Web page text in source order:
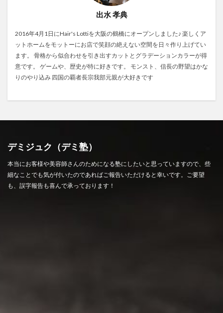
出水 孝典
2016年4月1日にHair's Lottiを大阪の鶴橋にオープンしました♪ 楽しくア
ットホームをモットーにお店で笑顔の絶えない空間を日々作り上げてい
ます。 骨格から似合わせを引き出すカットとグラデーションカラーが得
意です。 ゲームや、歴史が特に好きです。 モンスト、信長の野望はかな
りのやり込み 四国の覇者長宗我部元親が大好きです
デミジュク（デミ塾）
本当にお客様や美容師さんのためになる塾にしたいと思っていますので、些
細なことでも気が付いたのであればご報告いただけると幸いです。ご要望
も、誤字報告も喜んで承っております！